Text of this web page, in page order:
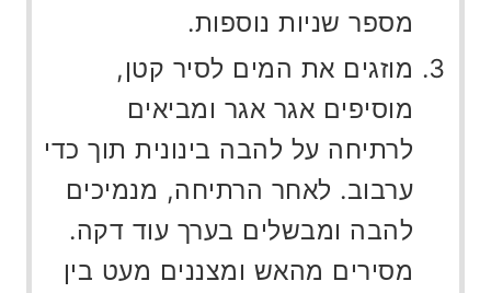
מספר שניות נוספות.
מוזגים את המים לסיר קטן,
מוסיפים אגר אגר ומביאים
לרתיחה על להבה בינונית תוך כדי
ערבוב. לאחר הרתיחה, מנמיכים
להבה ומבשלים בערך עוד דקה.
מסירים מהאש ומצננים מעט בין